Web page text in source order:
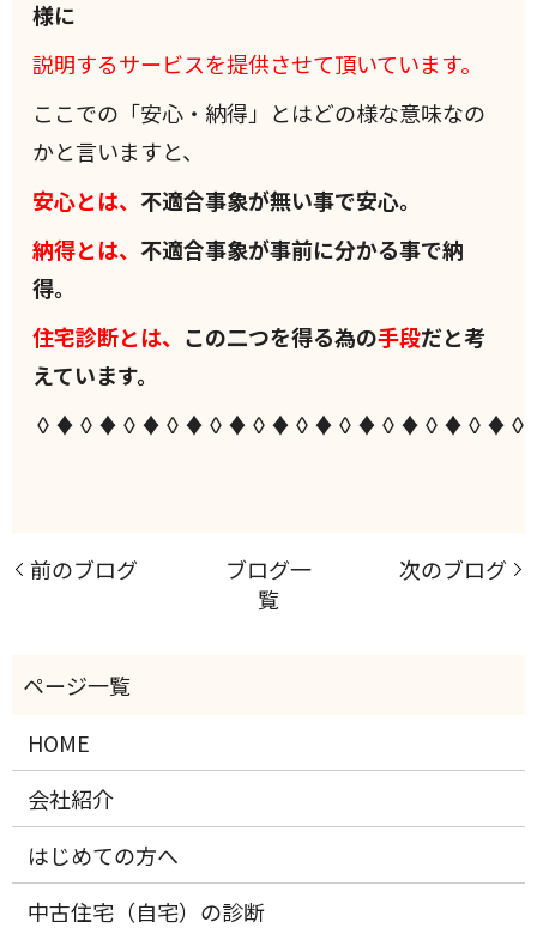
様に
説明するサービスを提供させて頂いています。
ここでの「安心・納得」とはどの様な意味なの
かと言いますと、
安心とは、 不適合事象が無い事で安心。
納得とは、 不適合事象が事前に分かる事で納
得。
住宅診断とは、 この二つを得る為の手段だと考
えています。
前のブログ
ブログ一
覧
次のブログ
HOME
会社紹介
はじめての方へ
中古住宅（自宅）の診断